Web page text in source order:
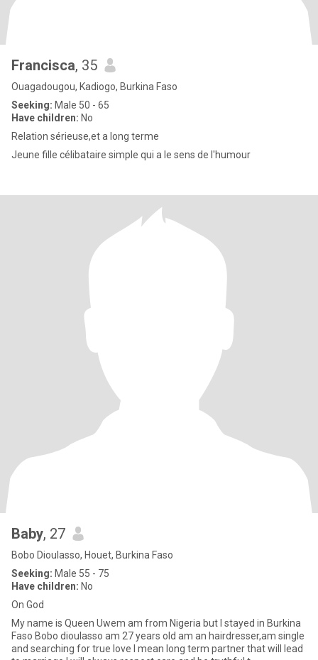
Francisca, 35
Ouagadougou, Kadiogo, Burkina Faso
Seeking: Male 50 - 65
Have children: No
Relation sérieuse,et a long terme
Jeune fille célibataire simple qui a le sens de l'humour
Baby, 27
Bobo Dioulasso, Houet, Burkina Faso
Seeking: Male 55 - 75
Have children: No
On God
My name is Queen Uwem am from Nigeria but I stayed in Burkina
Faso Bobo dioulasso am 27 years old am an hairdresser,am single
and searching for true love I mean long term partner that will lead